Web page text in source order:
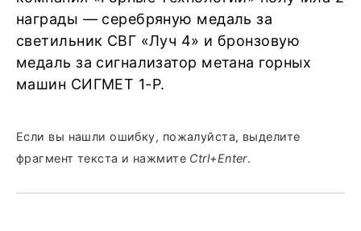
награды — серебряную медаль за
светильник СВГ «Луч 4» и бронзовую
медаль за сигнализатор метана горных
машин СИГМЕТ 1-Р.
Если вы нашли ошибку, пожалуйста, выделите
фрагмент текста и нажмите Ctrl+Enter.